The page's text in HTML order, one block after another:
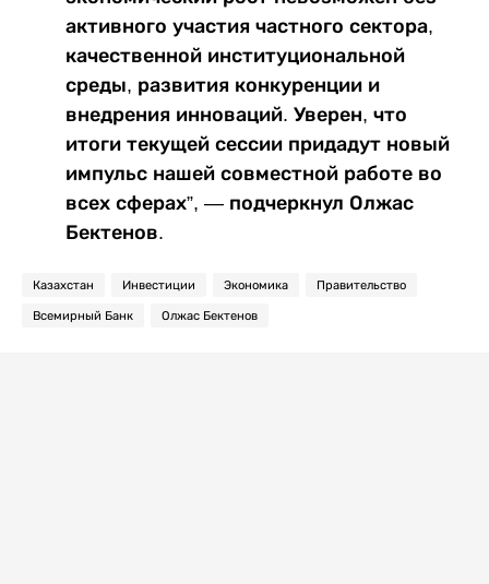
активного участия частного сектора,
качественной институциональной
среды, развития конкуренции и
внедрения инноваций. Уверен, что
итоги текущей сессии придадут новый
импульс нашей совместной работе во
всех сферах”, — подчеркнул Олжас
Бектенов.
Казахстан Инвестиции Экономика Правительство
Всемирный Банк Олжас Бектенов